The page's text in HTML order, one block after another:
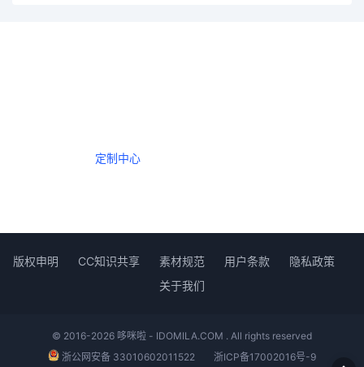
定制中心
版权申明 CC知识共享 素材规范 用户条款
隐私政策
关于我们
© 2016-2026 哆咪啦 - IDOMILA.COM . All rights reserved
浙公网安备 33010602011522
浙ICP备17002016号-9